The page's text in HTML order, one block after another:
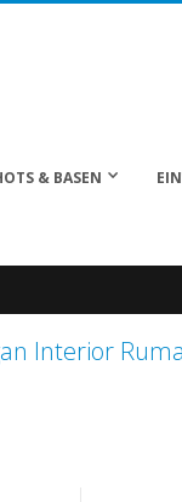
& BASEN
Interior